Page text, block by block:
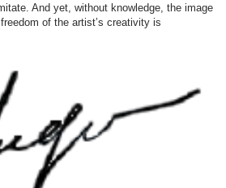
And yet, without knowledge, the image
of the artist’s creativity is